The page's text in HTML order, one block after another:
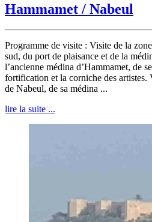
Hammamet / Nabeul
Programme de visite : Visite de la
sud, du port de plaisance et de la
l’ancienne médina d’Hammamet, de
fortification et la corniche des artistes.
de Nabeul, de sa médina ...
lire la suite ...